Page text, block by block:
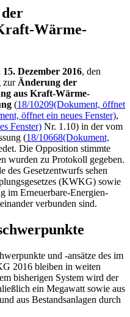
Wärme-
Dezember 2016, den
zurÄnderung der
aus Kraft-Wärme-
(18/10209(Dokument, öffnet
öffnet ein neues Fenster),
Fenster) Nr. 1.10) in der vom
(18/10668(Dokument,
Die Opposition stimmte
wurden zu Protokoll gegeben.
des Gesetzentwurfs sehen
(KWKG) sowie
im Erneuerbare-Energien-
verbunden sind.
und -ansätze des im
2016 bleiben in weiten
bisherigen System wird der
ein Megawatt sowie aus
aus Bestandsanlagen durch